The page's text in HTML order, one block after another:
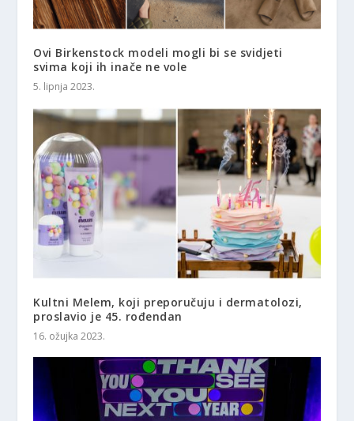
Ovi Birkenstock modeli mogli bi se svidjeti
svima koji ih inače ne vole
5. lipnja 2023.
Kultni Melem, koji preporučuju i dermatolozi,
proslavio je 45. rođendan
16. ožujka 2023.